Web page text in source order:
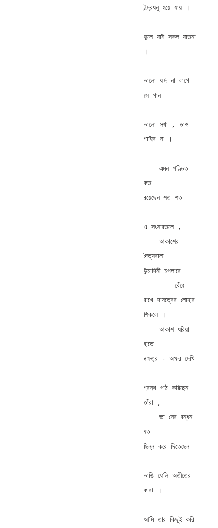
ইন্দ্রধনু হয়ে যায় ।
ভুলে যাই সকল যাতনা
।
ভালো যদি না লাগে
সে গান
ভালো সখা , তাও
গাহিব না ।
কত
রয়েছেন শত শত
এ সংসারতলে ,
দৈত্যবালা
উন্মাদিনী চপলারে
রাখে দাসত্বের লোহার
শিকলে ।
হাতে
নক্ষত্র - অক্ষর দেখি
গ্রন্থ পাঠ করিছেন
তাঁরা ,
    জ্ঞা নের বন্ধন
যত
ছিন্ন করে দিতেছেন
ভাঙি ফেলি অতীতের
কারা ।
আমি তার কিছুই করি